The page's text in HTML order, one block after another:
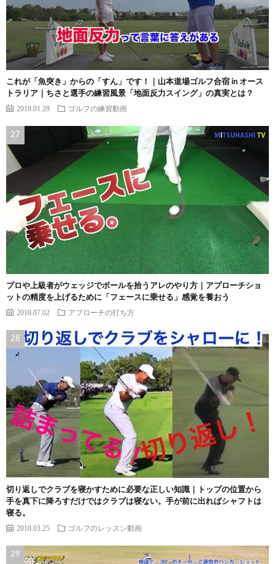
これが「魚突き」からの「すん」です！｜山本道場ゴルフ合宿 in オース
トラリア｜ちさと選手の練習風景「地面反力スイング」の真実とは？
2018.01.29 ゴルフの練習動画
プロや上級者がウェッジでボールを拾うアレのやり方｜アプローチショ
ットの精度を上げるために「フェースに乗せる」感覚を養おう
2018.07.02 アプローチの打ち方
切り返しでクラブを寝かすために必要な正しい知識｜トップの位置から
手を真下に降ろすだけではクラブは寝ない。手が前に出ればシャフトは
寝る。
2018.03.25 ゴルフのレッスン動画